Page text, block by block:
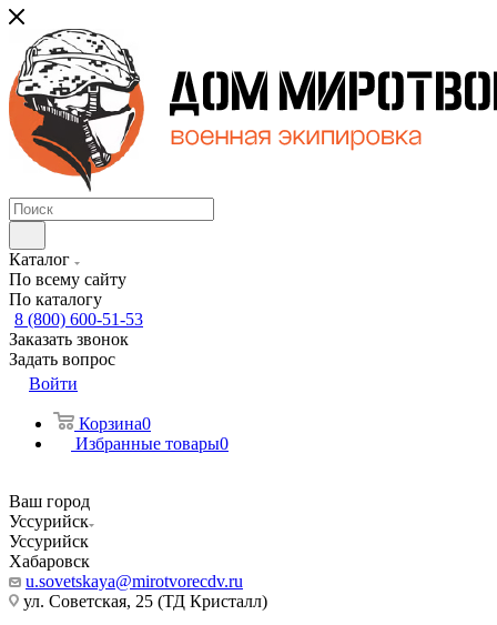
Каталог
По всему сайту
По каталогу
8 (800) 600-51-53
Заказать звонок
Задать вопрос
Войти
Корзина0
Избранные товары0
Ваш город
Уссурийск
Уссурийск
Хабаровск
u.sovetskaya@mirotvorecdv.ru
ул. Советская, 25 (ТД Кристалл)